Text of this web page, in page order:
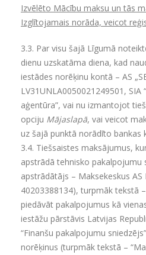
Izvēlēto Mācību maksu un tās
Izglītojamais norāda, veicot
3.3. Par visu šajā Līgumā
dienu uzskatāma diena, kad
iestādes norēķinu kontā – AS
LV31UNLA0050021249501, SIA
aģentūra”, vai nu izmantojot
opciju Mājaslapā, vai veicot
uz šajā punktā norādīto bankas
3.4. Tiešsaistes maksājumus,
apstrādā tehnisko pakalpojumu
apstrādātājs – Maksekeskus AS
40203388134), turpmāk tekstā –
piedāvāt pakalpojumus kā
iestāžu pārstāvis Latvijas
“Finanšu pakalpojumu
norēķinus (turpmāk tekstā –